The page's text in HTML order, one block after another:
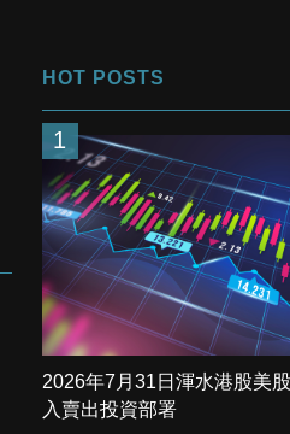
HOT POSTS
1
2026年7月31日渾水港股美
入賣出投資部署